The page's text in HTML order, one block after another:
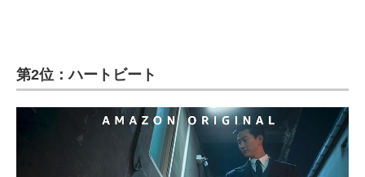
第2位：ハートビート